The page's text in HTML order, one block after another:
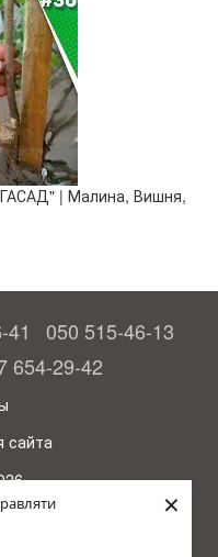
×
| Малина, Вишня,
41
050 515-46-13
654-29-42
сайта
урожая